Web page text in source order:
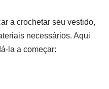
a crochetar seu vestido,
necessários. Aqui
la a começar: